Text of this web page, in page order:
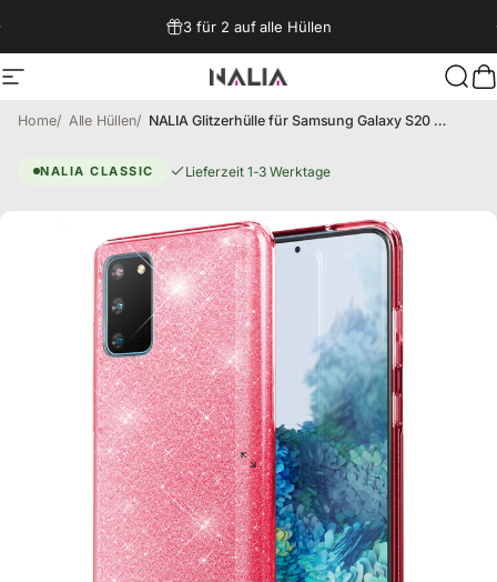
3 für 2 auf alle Hüllen
Seitennavigation NALIA Berlin
Home Alle Hüllen NALIA Glitzerhülle für Samsung Galaxy S20 – Funkelnder Glitzer-Look & Grip – SHINEPOP (Silikon Case) – Marke aus Berlin
NALIA CLASSIC Lieferzeit 1-3 Werktage